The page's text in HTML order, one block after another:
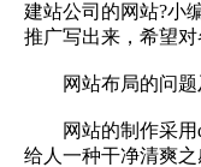
建站公司的网站?小
推广写出来，希望对
网站布局的问题
网站的制作采用
给人一种干净清爽